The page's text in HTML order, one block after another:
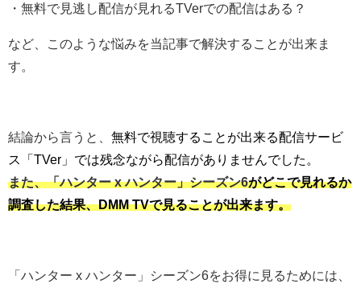
・無料で見逃し配信が見れるTVerでの配信はある？
など、このような悩みを当記事で解決することが出来ま
す。
結論から言うと、 無料で視聴することが出来る配信サービ
ス「TVer」では残念ながら配信がありませんでした。
また、「ハンター x ハンター」シーズン6がどこで見れるか
調査した結果、DMM TVで見ることが出来ます。
「ハンター x ハンター」シーズン6をお得に見るためには、